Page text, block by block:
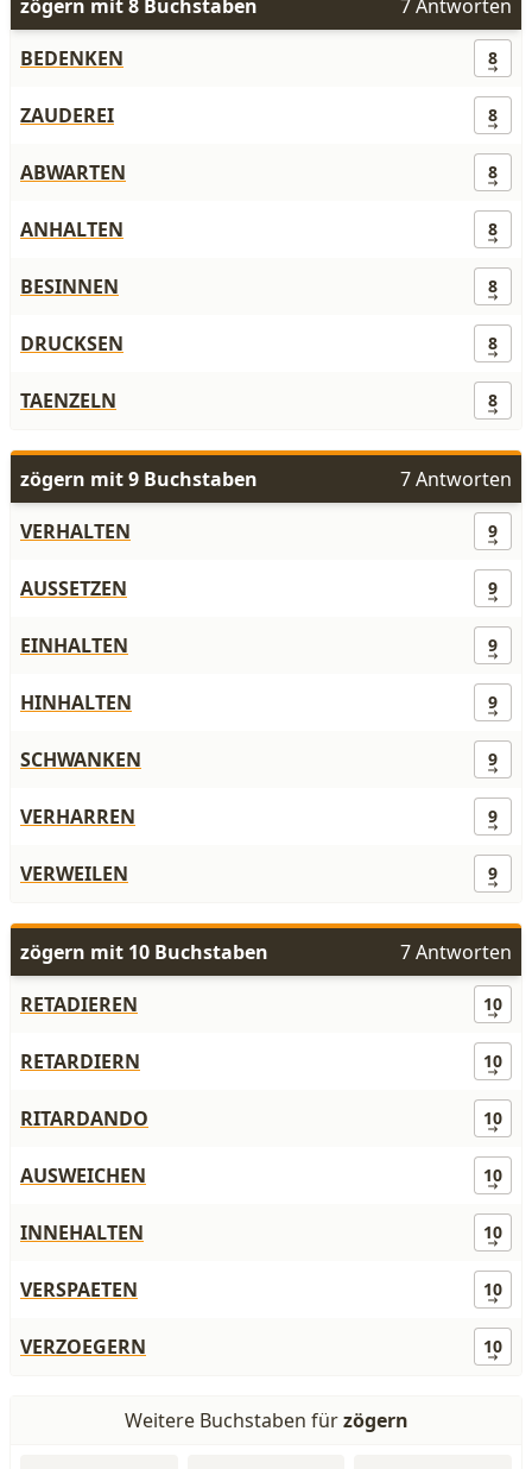
zögern mit 8 Buchstaben
7 Antworten
BEDENKEN
8
ZAUDEREI 8
ABWARTEN 8
ANHALTEN 8
BESINNEN 8
DRUCKSEN 8
TAENZELN 8
zögern mit 9 Buchstaben
7 Antworten
VERHALTEN
9
AUSSETZEN 9
EINHALTEN 9
HINHALTEN 9
SCHWANKEN 9
VERHARREN 9
VERWEILEN 9
zögern mit 10 Buchstaben
7 Antworten
RETADIEREN
10
RETARDIERN 10
RITARDANDO 10
AUSWEICHEN 10
INNEHALTEN 10
VERSPAETEN 10
VERZOEGERN 10
Weitere Buchstaben fürzögern